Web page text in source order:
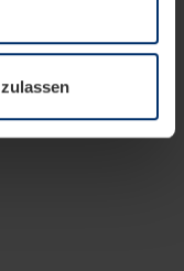
Typen benötigen
Sie jederzeit
ändern oder